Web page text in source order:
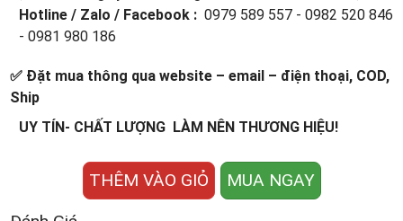
Hotline / Zalo / Facebook : 0979 589 557 - 0982 520 846
- 0981 980 186
✅ Đặt mua thông qua website – email – điện thoại, COD,
Ship
UY TÍN- CHẤT LƯỢNG LÀM NÊN THƯƠNG HIỆU!
THÊM VÀO GIỎ
MUA NGAY